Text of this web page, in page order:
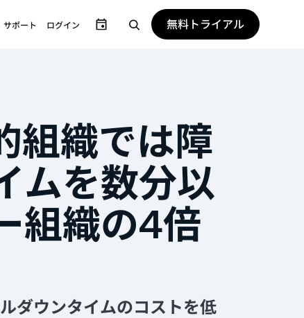
サポート ログイン 無料トライアル
組織では障
ムを数分以
組織の4倍
ダウンタイムのコストを低